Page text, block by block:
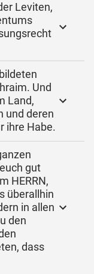
Leviten,
Und
Land,
und deren
ihre Habe.
gut
HERRN,
überallhin
in allen
den
dass